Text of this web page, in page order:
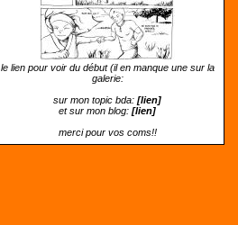
le lien pour voir du début (il en manque une sur la
galerie:
sur mon topic bda:[lien]
et sur mon blog:[lien]
merci pour vos coms!!